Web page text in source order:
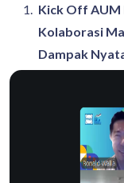
Kick Off AUM
Kolaborasi
Dampak